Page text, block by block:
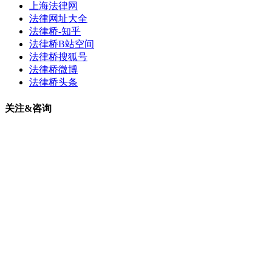
上海法律网
法律网址大全
法律桥-知乎
法律桥B站空间
法律桥搜狐号
法律桥微博
法律桥头条
关注&咨询